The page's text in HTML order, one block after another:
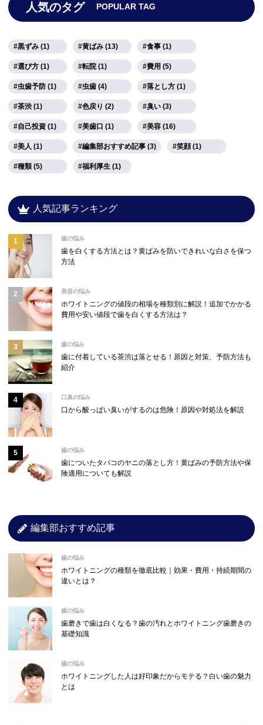
人気のタグ POPULAR TAG
黒ずみ (1) 黄ばみ (13) 食事 (1)
選び方 (1) 転院 (1) 費用 (5)
虫歯予防 (1) 虫歯 (4) 落とし方 (1)
茶渋 (1) 色戻り (2) 臭い (3)
自己投資 (1) 美歯口 (1) 美容 (16)
美人 (1) 編集部おすすめ記事 (3) 笑顔 (1)
種類 (5) 福利厚生 (1)
人気記事ランキング
歯の悩み
歯を白くする方法とは？黄ばみを防いできれいな白さを保つ
方法
美容の悩み
ホワイトニングの値段の相場を種類別に解説！追加でかかる
費用や安い値段で歯を白くする方法は？
歯の悩み
歯に付着している茶渋は落とせる！原因と対策、予防方法も
紹介
口臭の悩み
口から酸っぱい臭いがするのは危険！原因や対処法を解説
歯の悩み
歯についたタバコのヤニの落とし方！黄ばみの予防方法や保
険適用についても解説
編集部おすすめ記事
歯の悩み
ホワイトニングの種類を徹底比較｜効果・費用・持続期間の
違いとは？
歯の悩み
歯磨きで歯は白くなる？歯の汚れとホワイトニング歯磨きの
基礎知識
歯の悩み
ホワイトニングした人は好印象だからモテる？白い歯の魅力
とは